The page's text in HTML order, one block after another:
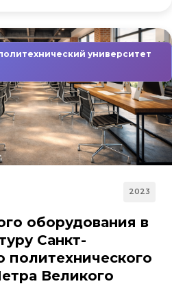
университет
2023
оборудования в
Санкт-
политехнического
Великого